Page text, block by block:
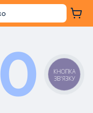
0
КНОПКА
ЗВ'ЯЗКУ